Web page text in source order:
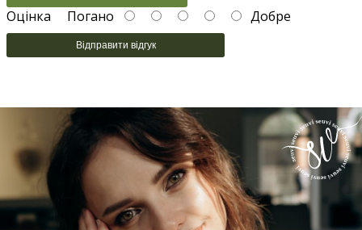
Оцінка Погано Добре
Відправити відгук